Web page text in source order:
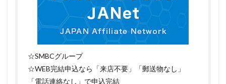
☆SMBCグループ
☆WEB完結申込なら「来店不要」「郵送物なし」
「電話連絡なし」で申込完結